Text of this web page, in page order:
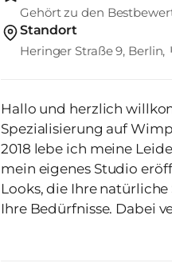
Gehört zu den
Standort
Heringer Straße 9, Berlin,
Hallo und herzlich
Spezialisierung auf
2018 lebe ich meine
mein eigenes Studio eröffnen. In meinem Studio kreiere ich
Looks, die Ihre
Ihre Bedürfnisse. Dabei